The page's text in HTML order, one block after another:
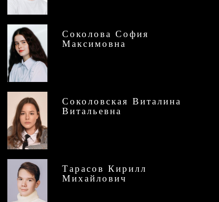
Соколова София
Максимовна
Соколовская Виталина
Витальевна
Тарасов Кирилл
Михайлович